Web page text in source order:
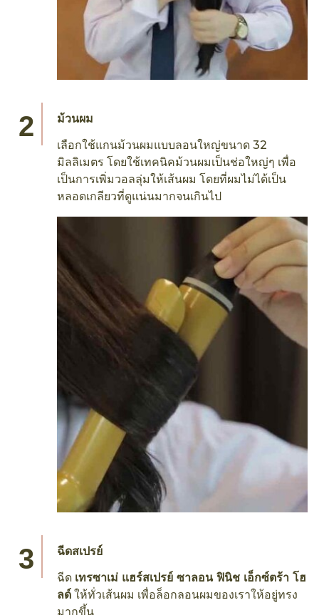
ม้วนผม
เลือกใช้แกนม้วนผมแบบลอนใหญ่ขนาด 32
มิลลิเมตร โดยใช้เทคนิคม้วนผมเป็นช่อใหญ่ๆ เพื่อ
เป็นการเพิ่มวอลลุ่มให้เส้นผม โดยที่ผมไม่ได้เป็น
หลอดเกลียวที่ดูแน่นมากจนเกินไป
ฉีดสเปรย์
ฉีด เทรซาเม่ แฮร์สเปรย์ ซาลอน ฟินิช เอ็กซ์ตร้า โฮ
ลด์ ให้ทั่วเส้นผม เพื่อล็อกลอนผมของเราให้อยู่ทรง
มากขึ้น